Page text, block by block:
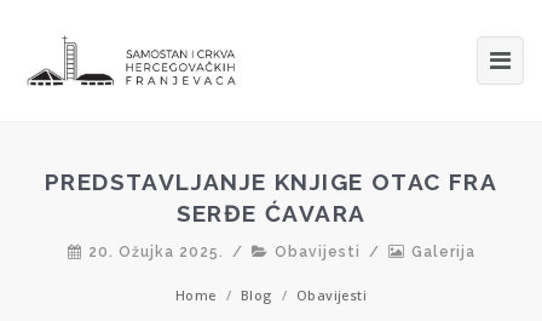
PREDSTAVLJANJE KNJIGE OTAC FRA
SERĐE ĆAVARA
20. Ožujka 2025. / Obavijesti / Galerija
Home / Blog / Obavijesti